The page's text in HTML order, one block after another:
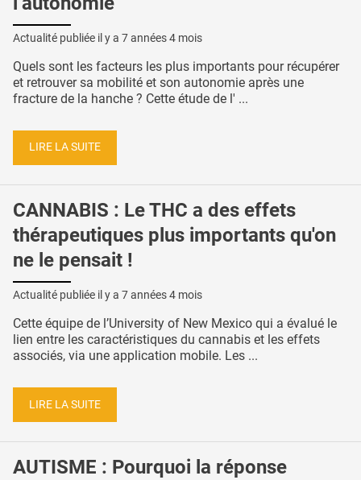
Actualité publiée il y a 7 années 4 mois
Quels sont les facteurs les plus importants pour récupérer
et retrouver sa mobilité et son autonomie après une
fracture de la hanche ? Cette étude de l' ...
LIRE LA SUITE
CANNABIS : Le THC a des effets
thérapeutiques plus importants qu'on
ne le pensait !
Actualité publiée il y a 7 années 4 mois
Cette équipe de l’University of New Mexico qui a évalué le
lien entre les caractéristiques du cannabis et les effets
associés, via une application mobile. Les ...
LIRE LA SUITE
AUTISME : Pourquoi la réponse